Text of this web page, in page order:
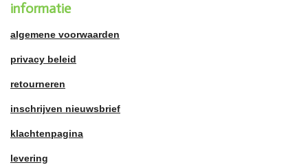
informatie
algemene voorwaarden
privacy beleid
retourneren
inschrijven nieuwsbrief
klachtenpagina
levering